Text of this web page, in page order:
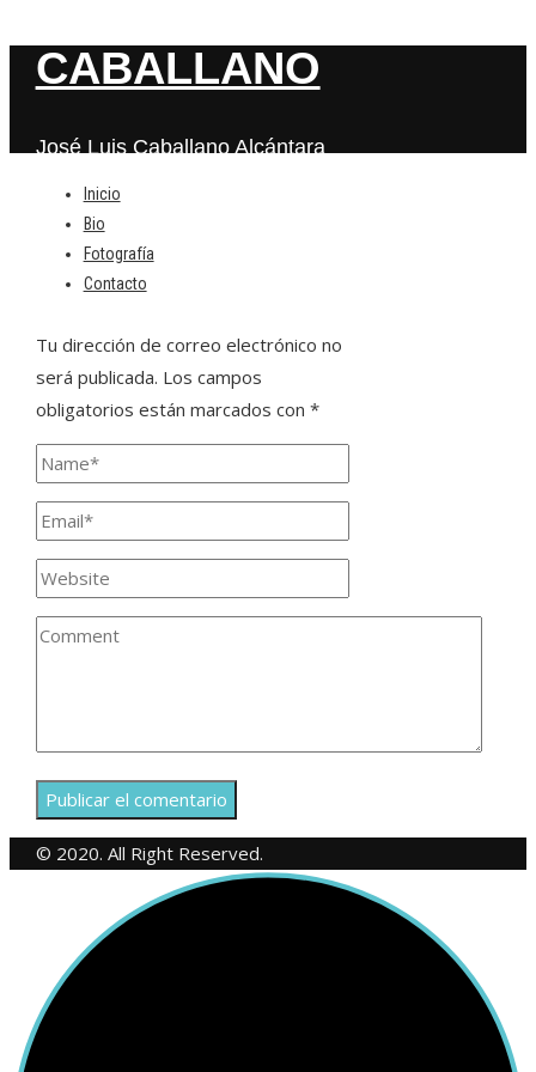
CABALLANO
José Luis Caballano Alcántara
Inicio
Bio
Fotografía
Contacto
Deja una respuesta
Tu dirección de correo electrónico no
será publicada. Los campos
obligatorios están marcados con *
© 2020. All Right Reserved.